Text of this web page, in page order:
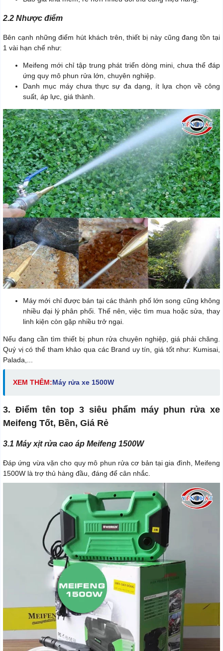
2.2 Nhược điểm
Bên cạnh những điểm hút khách trên, thiết bị này cũng đang tồn tại
1 vài hạn chế như:
Meifeng mới chỉ tập trung phát triển dòng mini, chưa thể đáp
ứng quy mô phun rửa lớn, chuyên nghiệp.
Danh mục máy chưa thực sự đa dạng, ít lựa chọn về công
suất, áp lực, giá thành.
Máy mới chỉ được bán tại các thành phố lớn song cũng không
nhiều đại lý phân phối. Thế nên, việc tìm mua hoặc sửa, thay
linh kiện còn gặp nhiều trở ngại.
Nếu đang cần tìm thiết bị phun rửa chuyên nghiệp, giá phải chăng.
Quý vị có thể tham khảo qua các Brand uy tín, giá tốt như: Kumisai,
Palada,...
XEM THÊM:Máy rửa xe 1500W
3. Điểm tên top 3 siêu phẩm máy phun rửa xe
Meifeng Tốt, Bền, Giá Rẻ
3.1 Máy xịt rửa cao áp Meifeng 1500W
Đáp ứng vừa vặn cho quy mô phun rửa cơ bản tại gia đình, Meifeng
1500W là trợ thủ hàng đầu, đáng để cân nhắc.